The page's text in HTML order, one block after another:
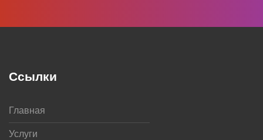
Ссылки
Главная
Услуги